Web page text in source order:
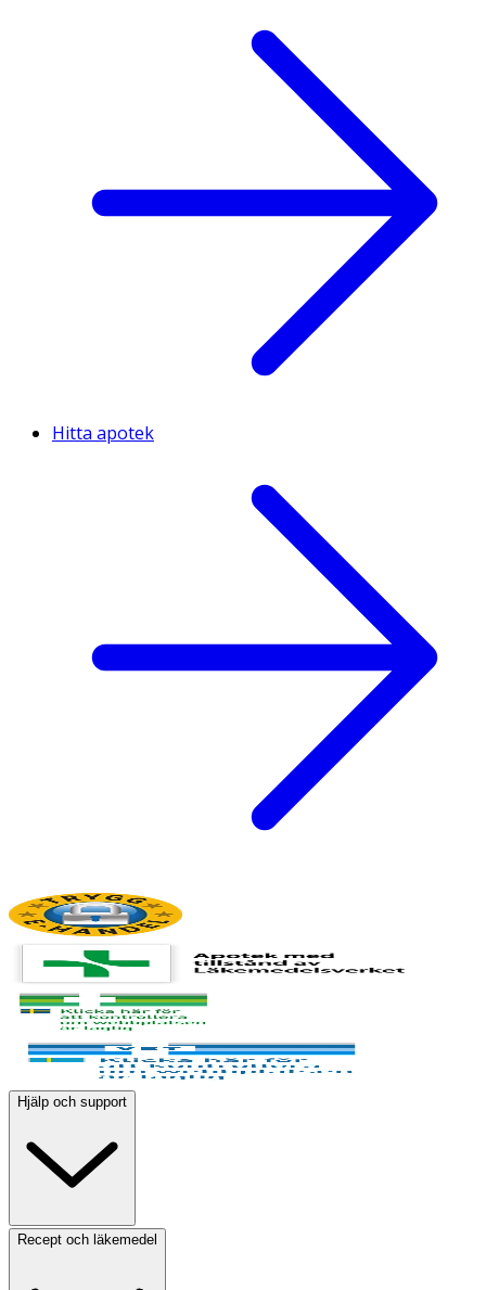
Hitta apotek
Hjälp och support
Recept och läkemedel